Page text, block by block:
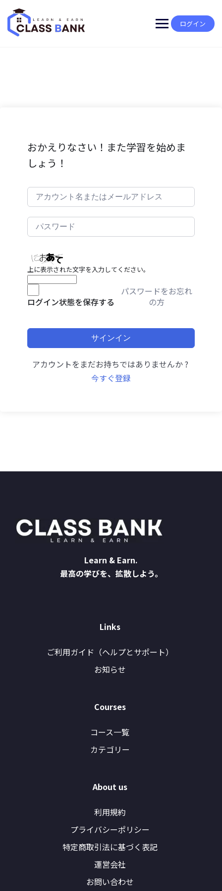
content
ログイン
おかえりなさい！また学習を始めま
しょう！
上に表示された文字を入力してください。
ログイン状態を保存する
パスワードをお忘れ
の方
サインイン
アカウントをまだお持ちではありませんか ?
今すぐ登録
Learn & Earn.
最高の学びを、拡散しよう。
Links
ご利用ガイド（ヘルプとサポート）
お知らせ
Courses
コース一覧
カテゴリー
About us
利用規約
プライバシーポリシー
特定商取引法に基づく表記
運営会社
お問い合わせ